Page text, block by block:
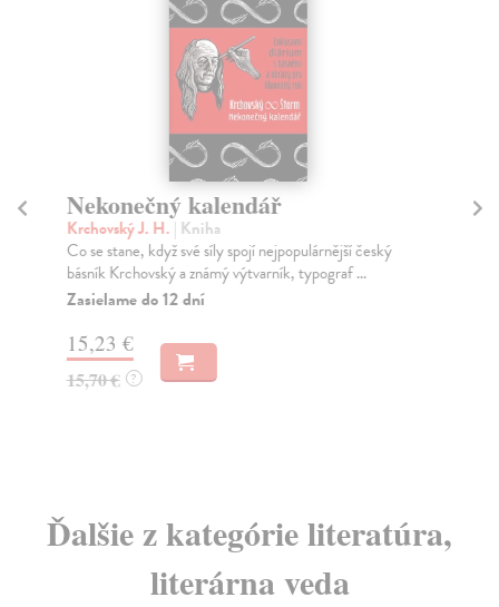
Nekonečný kalendář
Krchovský J. H. | Kniha
Co se stane, když své síly spojí nejpopulárnější český
básník Krchovský a známý výtvarník, typograf ...
Zasielame do 12 dní
15,23 €
15,70 € ?
Ďalšie z kategórie literatúra,
literárna veda